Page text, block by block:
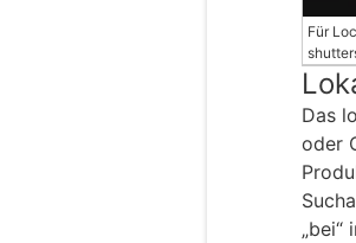
Für
Das
oder